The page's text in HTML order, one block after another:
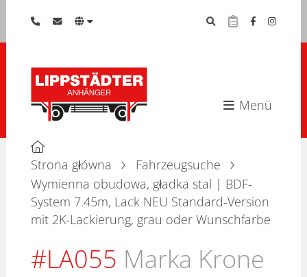
Menü
Strona główna
Fahrzeugsuche
Wymienna obudowa, gładka stal | BDF-
System 7.45m, Lack NEU Standard-Version
mit 2K-Lackierung, grau oder Wunschfarbe
#LA055 Marka Krone